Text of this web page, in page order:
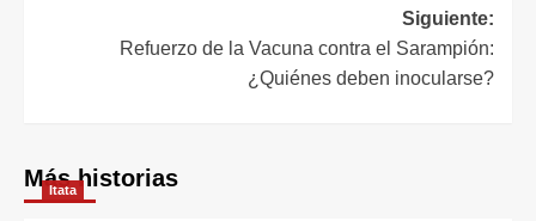
Siguiente:
Refuerzo de la Vacuna contra el Sarampión:
¿Quiénes deben inocularse?
Más historias
Itata